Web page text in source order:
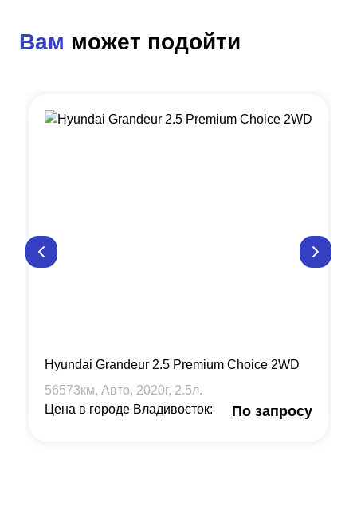
Вам может подойти
Hyundai Grandeur 2.5 Premium Choice 2WD
56573км, Авто, 2020г, 2.5л.
Цена в городе Владивосток:
По запросу